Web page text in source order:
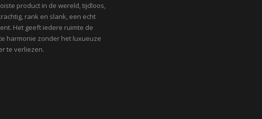
product in de wereld, tijdloos,
rank en slank, een echt
Het geeft iedere ruimte de
harmonie zonder het luxueuze
te verliezen.